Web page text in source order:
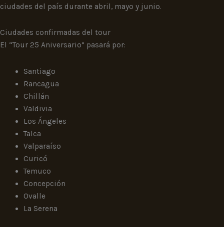
ciudades del país durante abril, mayo y junio.
Ciudades confirmadas del tour
El “Tour 25 Aniversario” pasará por:
Santiago
Rancagua
Chillán
Valdivia
Los Ángeles
Talca
Valparaíso
Curicó
Temuco
Concepción
Ovalle
La Serena